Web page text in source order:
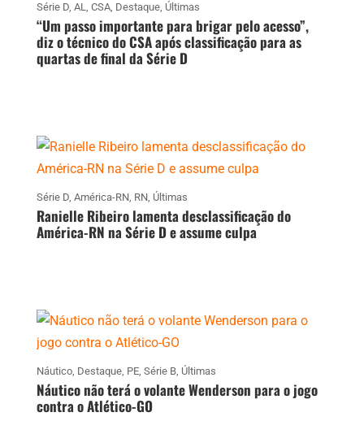
Série D, AL, CSA, Destaque, Últimas
“Um passo importante para brigar pelo acesso”,
diz o técnico do CSA após classificação para as
quartas de final da Série D
Série D, América-RN, RN, Últimas
Ranielle Ribeiro lamenta desclassificação do
América-RN na Série D e assume culpa
Náutico, Destaque, PE, Série B, Últimas
Náutico não terá o volante Wenderson para o jogo
contra o Atlético-GO